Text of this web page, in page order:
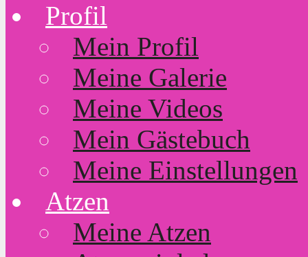
Profil
Mein Profil
Meine Galerie
Meine Videos
Mein Gästebuch
Meine Einstellungen
Atzen
Meine Atzen